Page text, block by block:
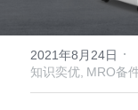
6S精益管
手机平板
公司介绍
搜索
2021年8月24日 ·
知识奕优, MRO备